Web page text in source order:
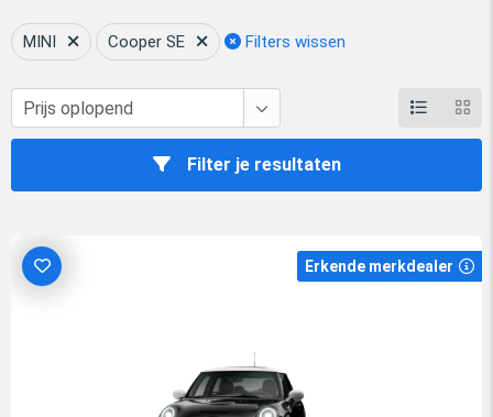
MINI Cooper SE Filters wissen
Filter je resultaten
Erkende merkdealer